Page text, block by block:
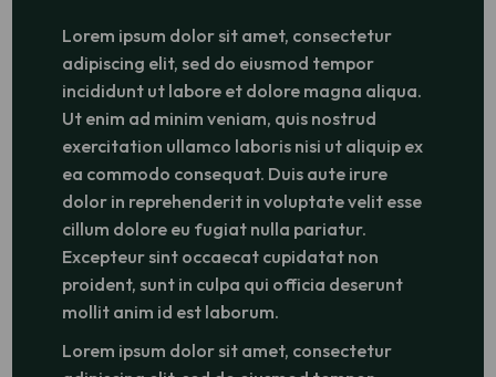
Lorem ipsum dolor sit amet, consectetur
adipiscing elit, sed do eiusmod tempor
incididunt ut labore et dolore magna aliqua.
Ut enim ad minim veniam, quis nostrud
exercitation ullamco laboris nisi ut aliquip ex
ea commodo consequat. Duis aute irure
dolor in reprehenderit in voluptate velit esse
cillum dolore eu fugiat nulla pariatur.
Excepteur sint occaecat cupidatat non
proident, sunt in culpa qui officia deserunt
mollit anim id est laborum.
Lorem ipsum dolor sit amet, consectetur